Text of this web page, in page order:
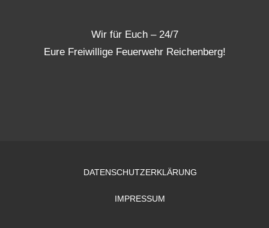
Wir für Euch – 24/7
Eure Freiwillige Feuerwehr Reichenberg!
DATENSCHUTZERKLÄRUNG
IMPRESSUM